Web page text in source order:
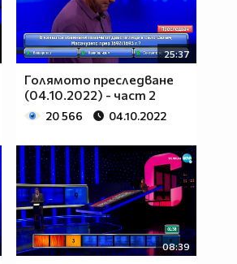
25:37
Голямото преследване
(04.10.2022) - част 2
20 566 04.10.2022
08:39